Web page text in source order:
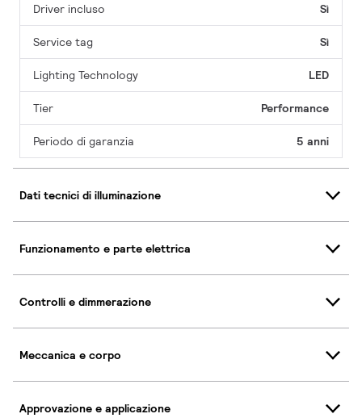
Driver incluso Sì
Service tag Sì
Lighting Technology LED
Tier Performance
Periodo di garanzia 5 anni
Dati tecnici di illuminazione
Funzionamento e parte elettrica
Controlli e dimmerazione
Meccanica e corpo
Approvazione e applicazione